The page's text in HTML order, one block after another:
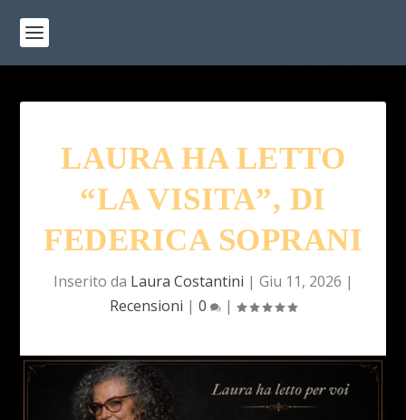
LAURA HA LETTO
“LA VISITA”, DI
FEDERICA SOPRANI
Inserito da Laura Costantini | Giu 11, 2026 |
Recensioni | 0 |